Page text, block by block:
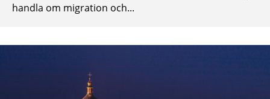
handla om migration och...